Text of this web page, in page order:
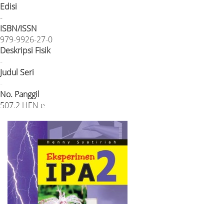
Edisi
-
ISBN/ISSN
979-9926-27-0
Deskripsi Fisik
-
Judul Seri
-
No. Panggil
507.2 HEN e